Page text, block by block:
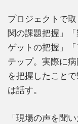
プロジェクトで
関の課題把握」
ゲットの把握」
テップ。実際に
を把握したこと
は話す。
「現場の声を聞